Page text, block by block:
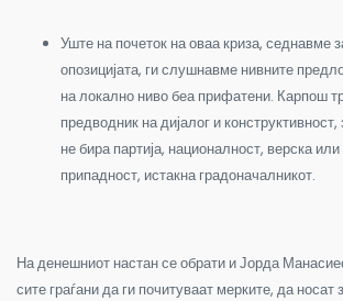
Уште на почеток на оваа криза, седнавме
опозицијата, ги слушнавме нивните
на локално ниво беа прифатени. Карпош
предводник на дијалог и
не бира партија, националност, верска
припадност, истакна градоначалникот.
На денешниот настан се обрати и Јорда
сите граѓани да ги почитуваат мерките, да